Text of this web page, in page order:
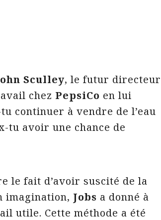
Sculley, le futur directeur
chez PepsiCo en lui
continuer à vendre de l’eau
tu avoir une chance de
le fait d’avoir suscité de la
imagination, Jobs a donné à
utile. Cette méthode a été